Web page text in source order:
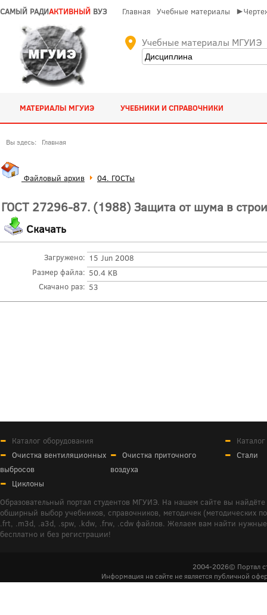
САМЫЙ РАДИАКТИВНЫЙ ВУЗ Главная Учебные материалы
Учебные материалы МГУИЭ
МАТЕРИАЛЫ МГУИЭ УЧЕБНИКИ И СПРАВОЧНИКИ
Вы здесь: Главная
Файловый архив 04. ГОСТы
ГОСТ 27296-87. (1988) Защита от шума в
Скачать
Загружено: 15 Jun 2008
Размер файла: 50.4 KB
Скачано раз: 53
Каталог оборудования
Очистка вентиляционных
выбросов
Очистка приточного
воздуха
Циклоны
Стали
Образовательный портал студентов МГУИЭ. На нашем сайте вы
обширный выбор учебников, справочников, методичек (методических
.frt, .m3d, .a3d, .spw, .kdw, .frw, .cdw файлов. Желаем вам найти
бесплатно и без регистрации!
2004-2026© Портал
Информация на сайте не является публичной